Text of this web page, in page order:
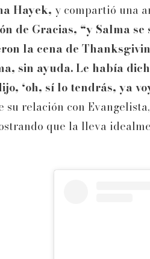
Hayek, y compartió una
de Gracias, “y Salma
la cena de
sin ayuda. Le había
‘oh, sí lo tendrás, ya
su relación con
que la lleva